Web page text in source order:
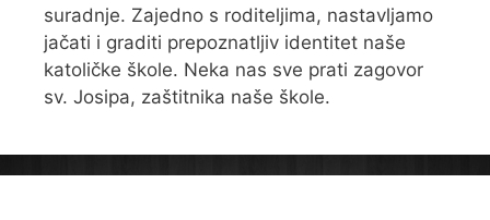
suradnje. Zajedno s roditeljima, nastavljamo
jačati i graditi prepoznatljiv identitet naše
katoličke škole. Neka nas sve prati zagovor
sv. Josipa, zaštitnika naše škole.